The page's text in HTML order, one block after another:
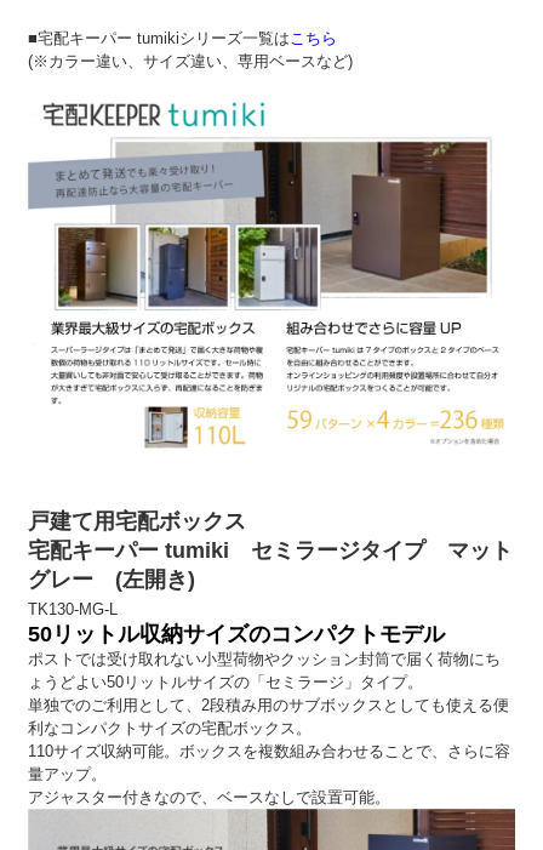
■宅配キーパー tumikiシリーズ一覧はこちら
(※カラー違い、サイズ違い、専用ベースなど)
戸建て用宅配ボックス
宅配キーパー tumiki セミラージタイプ マット
グレー (左開き)
TK130-MG-L
50リットル収納サイズのコンパクトモデル
ポストでは受け取れない小型荷物やクッション封筒で届く荷物にち
ょうどよい50リットルサイズの「セミラージ」タイプ。
単独でのご利用として、2段積み用のサブボックスとしても使える便
利なコンパクトサイズの宅配ボックス。
110サイズ収納可能。ボックスを複数組み合わせることで、さらに容
量アップ。
アジャスター付きなので、ベースなしで設置可能。